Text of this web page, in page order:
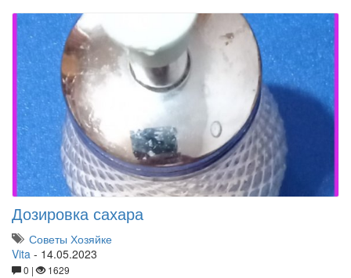
Дозировка сахара
Советы Хозяйке
Vita - 14.05.2023
0 | 1629